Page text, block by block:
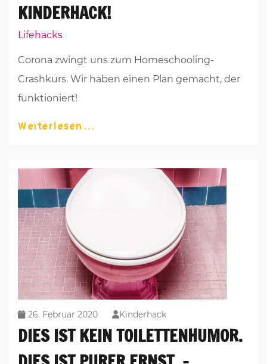
KINDERHACK!
Lifehacks
Corona zwingt uns zum Homeschooling-
Crashkurs. Wir haben einen Plan gemacht, der
funktioniert!
Weiterlesen
26. Februar 2020 Kinderhack
DIES IST KEIN TOILETTENHUMOR.